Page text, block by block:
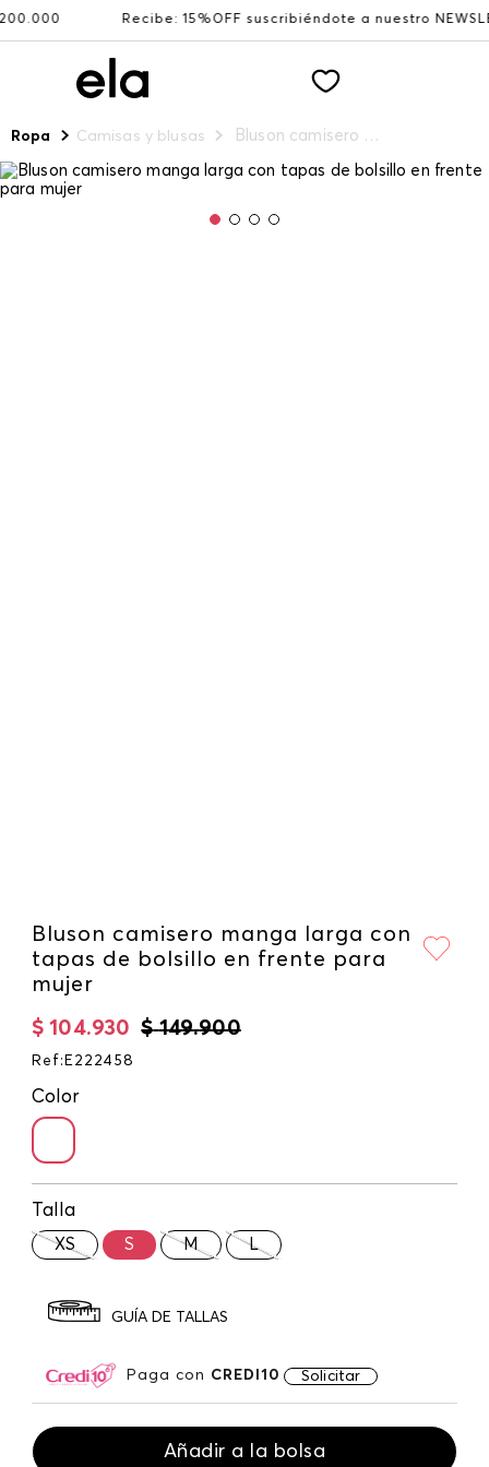
Recibe: 15%OFF suscribiéndote a nuestro
Ropa Camisas y blusas Bluson camisero manga larga con tapas de bolsillo en frente para mujer
Bluson camisero manga larga con
tapas de bolsillo en frente para
mujer
$ 149.900
$ 104.930
Ref : E222458
Color
Talla
XS S M L
GUÍA DE TALLAS
Paga con CREDI10 Solicitar
Añadir a la bolsa